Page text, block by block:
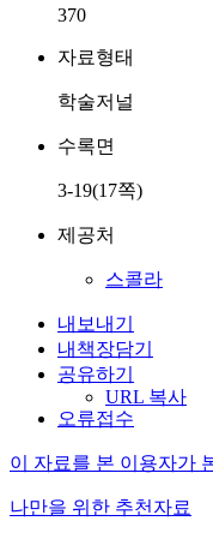
370
자료형태
학술저널
수록면
3-19(17쪽)
제공처
스콜라
내보내기
내책장담기
공유하기
URL 복사
오류접수
이 자료를 본 이용자가
나만을 위한 추천자료